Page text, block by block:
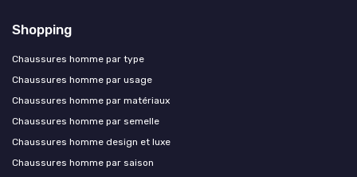
Shopping
Chaussures homme par type
Chaussures homme par usage
Chaussures homme par matériaux
Chaussures homme par semelle
Chaussures homme design et luxe
Chaussures homme par saison